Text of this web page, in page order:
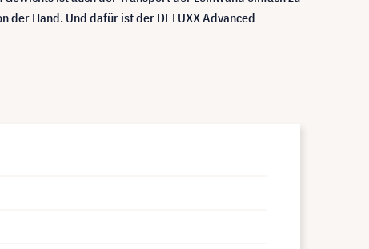
der Hand. Und dafür ist der DELUXX Advanced